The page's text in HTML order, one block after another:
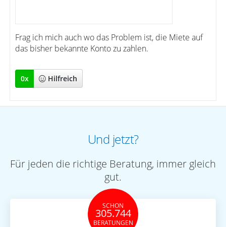
Frag ich mich auch wo das Problem ist, die Miete auf
das bisher bekannte Konto zu zahlen.
0x Hilfreich
Und jetzt?
Für jeden die richtige Beratung, immer gleich
gut.
SCHON
305.744
BERATUNGEN